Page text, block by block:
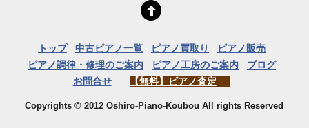
トップ 中古ピアノ一覧 ピアノ買取り
ピアノ販売
ピアノ調律・修理のご案内
ピアノ工房のご案内
ブログ
お問合せ
【無料】ピアノ査定
Copyrights © 2012 Oshiro-Piano-Koubou All rights Reserved